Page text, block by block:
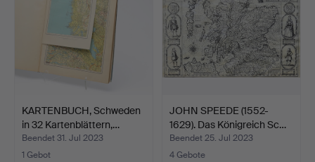
KARTENBUCH, Schweden
in 32 Kartenblättern,…
Beendet 31. Jul 2023
1 Gebot
JOHN SPEEDE (1552-
1629). Das Königreich Sc…
Beendet 25. Jul 2023
4 Gebote